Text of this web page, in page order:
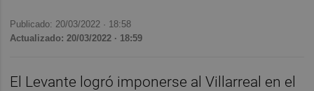
Publicado: 20/03/2022 · 18:58
Actualizado: 20/03/2022 · 18:59
El Levante logró imponerse al Villarreal en el